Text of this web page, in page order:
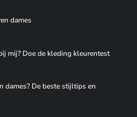
dames
mij? Doe de kleding kleurentest
dames? De beste stijltips en